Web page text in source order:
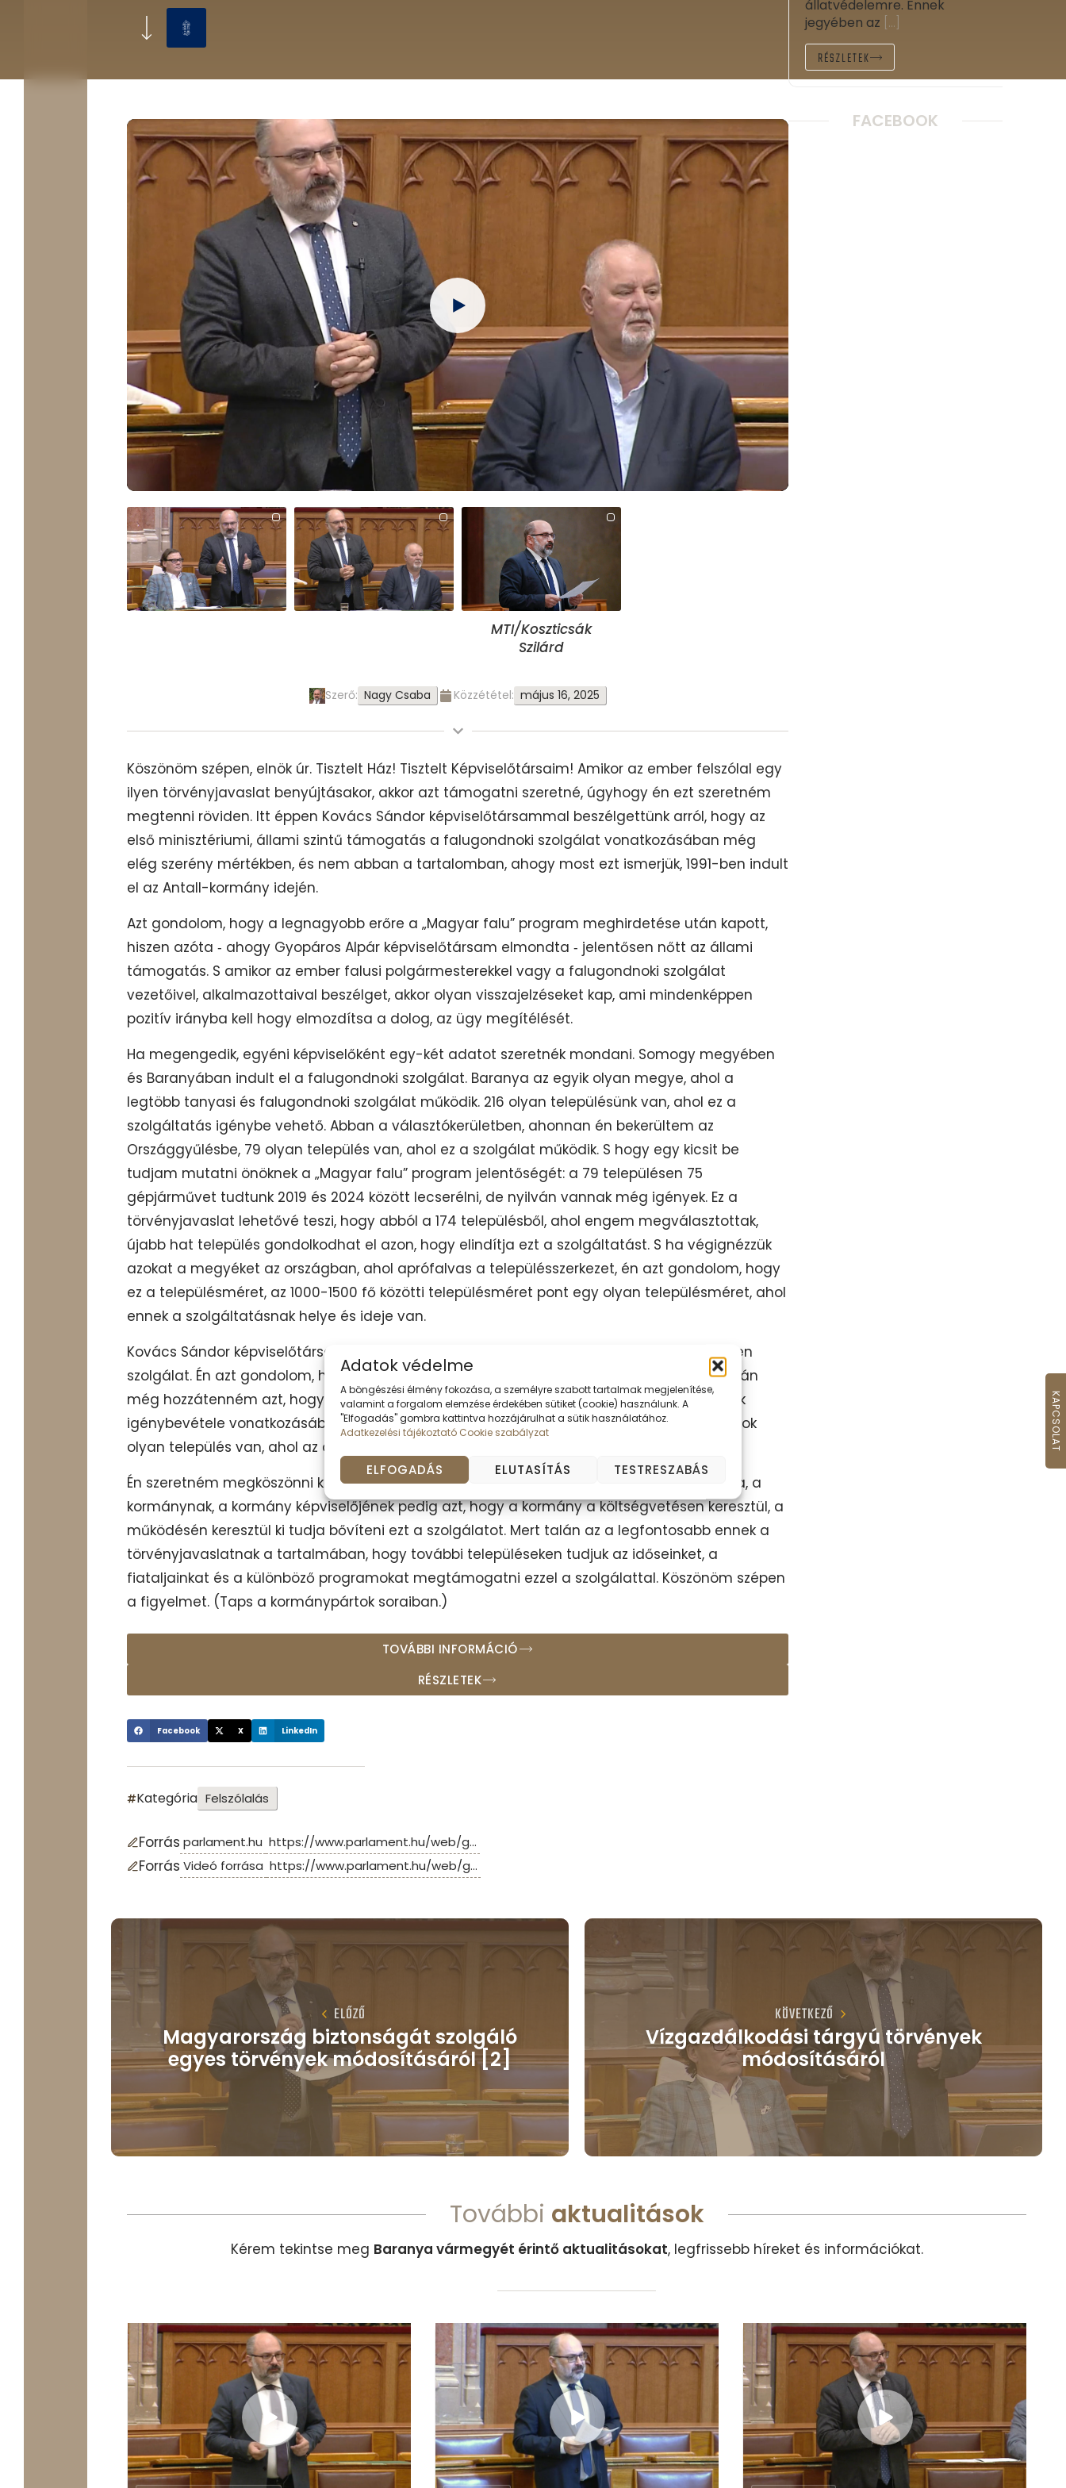
Adatok védelme
A böngészési élmény fokozása, a személyre szabott tartalmak megjelenítése,
valamint a forgalom elemzése érdekében sütiket (cookie) használunk. A
"Elfogadás" gombra kattintva hozzájárulhat a sütik használatához.
Adatkezelési tájékoztató Cookie szabályzat
ELFOGADÁS ELUTASÍTÁS TESTRESZABÁS
KAPCSOLAT
MUTE ENTER FULLSCREEN
MTI/Koszticsák
Szilárd
Szerő: Nagy Csaba Közzététel: május 16, 2025
Köszönöm szépen, elnök úr. Tisztelt Ház! Tisztelt Képviselőtársaim! Amikor az ember felszólal egy
ilyen törvényjavaslat benyújtásakor, akkor azt támogatni szeretné, úgyhogy én ezt szeretném
megtenni röviden. Itt éppen Kovács Sándor képviselőtársammal beszélgettünk arról, hogy az
első minisztériumi, állami szintű támogatás a falugondnoki szolgálat vonatkozásában még
elég szerény mértékben, és nem abban a tartalomban, ahogy most ezt ismerjük, 1991-ben indult
el az Antall-kormány idején.
Azt gondolom, hogy a legnagyobb erőre a „Magyar falu” program meghirdetése után kapott,
hiszen azóta ‑ ahogy Gyopáros Alpár képviselőtársam elmondta ‑ jelentősen nőtt az állami
támogatás. S amikor az ember falusi polgármesterekkel vagy a falugondnoki szolgálat
vezetőivel, alkalmazottaival beszélget, akkor olyan visszajelzéseket kap, ami mindenképpen
pozitív irányba kell hogy elmozdítsa a dolog, az ügy megítélését.
Ha megengedik, egyéni képviselőként egy-két adatot szeretnék mondani. Somogy megyében
és Baranyában indult el a falugondnoki szolgálat. Baranya az egyik olyan megye, ahol a
legtöbb tanyasi és falugondnoki szolgálat működik. 216 olyan településünk van, ahol ez a
szolgáltatás igénybe vehető. Abban a választókerületben, ahonnan én bekerültem az
Országgyűlésbe, 79 olyan település van, ahol ez a szolgálat működik. S hogy egy kicsit be
tudjam mutatni önöknek a „Magyar falu” program jelentőségét: a 79 településen 75
gépjárművet tudtunk 2019 és 2024 között lecserélni, de nyilván vannak még igények. Ez a
törvényjavaslat lehetővé teszi, hogy abból a 174 településből, ahol engem megválasztottak,
újabb hat település gondolkodhat el azon, hogy elindítja ezt a szolgáltatást. S ha végignézzük
azokat a megyéket az országban, ahol aprófalvas a településszerkezet, én azt gondolom, hogy
ez a településméret, az 1000-1500 fő közötti településméret pont egy olyan településméret, ahol
ennek a szolgáltatásnak helye és ideje van.
Kovács Sándor képviselőtársam érzékeltette azt, hogy mi mindennel foglalkozhat egy ilyen
szolgálat. Én azt gondolom, hogy most már nagyon sok területen segít ez a szolgálat. Talán
még hozzátenném azt, hogy az én választókerületemben az egészségügyi szolgáltatások
igénybevétele vonatkozásában tulajdonképpen nélkülözhetetlen a szolgálat, és nagyon sok
olyan település van, ahol az oktatási rendszerben is jelentős segítséget nyújt.
Én szeretném megköszönni képviselőtársamnak, hogy ezt a törvényjavaslatot benyújtotta, a
kormánynak, a kormány képviselőjének pedig azt, hogy a kormány a költségvetésen keresztül, a
működésén keresztül ki tudja bővíteni ezt a szolgálatot. Mert talán az a legfontosabb ennek a
törvényjavaslatnak a tartalmában, hogy további településeken tudjuk az időseinket, a
fiataljainkat és a különböző programokat megtámogatni ezzel a szolgálattal. Köszönöm szépen
a figyelmet. (Taps a kormánypártok soraiban.)
TOVÁBBI INFORMÁCIÓ
RÉSZLETEK
Facebook X LinkedIn
Kategória Felszólalás
Forrás parlament.hu https://www.parlament.hu/web/g...
Forrás Videó forrása https://www.parlament.hu/web/g...
állatvédelemre. Ennek
jegyében az […]
RÉSZLETEK
FACEBOOK
ELŐZŐ
Magyarország biztonságát szolgáló
egyes törvények módosításáról [2]
KÖVETKEZŐ
Vízgazdálkodási tárgyú törvények
módosításáról
További aktualitások
Kérem tekintse meg Baranya vármegyét érintő aktualitásokat, legfrissebb híreket és információkat.